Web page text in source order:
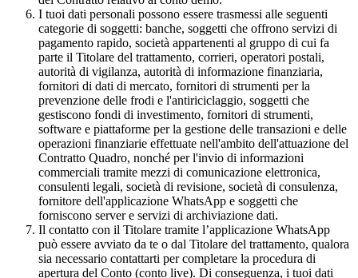
I tuoi dati personali possono essere trasmessi alle seguenti
categorie di soggetti: banche, soggetti che offrono servizi di
pagamento rapido, società appartenenti al gruppo di cui fa
parte il Titolare del trattamento, corrieri, operatori postali,
autorità di vigilanza, autorità di informazione finanziaria,
fornitori di dati di mercato, fornitori di strumenti per la
prevenzione delle frodi e l'antiriciclaggio, soggetti che
gestiscono fondi di investimento, fornitori di strumenti,
software e piattaforme per la gestione delle transazioni e delle
operazioni finanziarie effettuate nell'ambito dell'attuazione del
Contratto Quadro, nonché per l'invio di informazioni
commerciali tramite mezzi di comunicazione elettronica,
consulenti legali, società di revisione, società di consulenza,
fornitore dell'applicazione WhatsApp e soggetti che
forniscono server e servizi di archiviazione dati.
Il contatto con il Titolare tramite l’applicazione WhatsApp
può essere avviato da te o dal Titolare del trattamento, qualora
sia necessario contattarti per completare la procedura di
apertura del Conto (conto live). Di conseguenza, i tuoi dati